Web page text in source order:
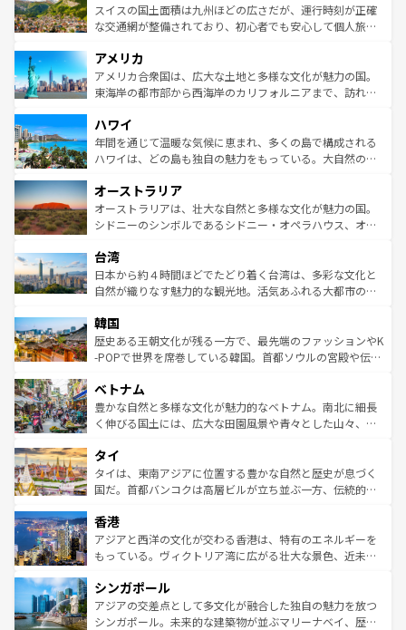
きるだろう。 なお、新着のフランス情報はコンテンツ一覧
を参照してほしい。
ドイツ情報はコンテンツ一覧を参照してほしい。
ティー、ビール好きにはたまらない英国パブ、サッカー観
戦など、本場だからこそできる体験も豊富。イギリスを旅
ンツ一覧を参照してほしい。
スイスの国土面積は九州ほどの広さだが、運行時刻が正確
な交通網が整備されており、初心者でも安心して個人旅行
の建物がそのまま残る町や、スイスならではのユニークな
博物館もあり、アルプス観光だけでなく町歩きも満喫する
ことができる。国民の所得が高いため物価も高いが、旅行
ば市内交通費無料で観光を楽しむこともできる。 なお、新
着のスイス情報はコンテンツ一覧 を参照してほしい。
アメリカ
アメリカ合衆国は、広大な土地と多様な文化が魅力の国。
東海岸の都市部から西海岸のカリフォルニアまで、訪れる
のような巨大都市は、観光、ショッピング、エンターテイ
ンメントが詰まった刺激的なスポットだ。一方、アメリカ
西部には大自然が広がり、グランドキャニオンやイエロー
部のニューオーリンズでは、音楽と美食が融合した独特の
文化が魅力。旅行者はアメリカの各地域で異なる魅力を楽
しみながら、その多様性と豊かな歴史を感じることができ
ならではの贅沢な旅のスタイルだ。 なお、新着のアメリカ
情報はコンテンツ一覧を参照してほしい。
ハワイ
年間を通じて温暖な気候に恵まれ、多くの島で構成される
ハワイは、どの島も独自の魅力をもっている。大自然の神
ワイ島は見逃せない。また、定番の観光地といえばオアフ
島だが、静かな自然を求めるならマウイ島やカウアイ島が
おすすめ。エメラルドグリーンに輝く海をはじめ、豊かな
れるおもてなしの心で訪れる人々を迎えてくれるハワイの
人々、おいしいローカルフードやハワイアンミュージッ
ク、伝統的なフラダンスなど、すべてがハワイの魅力を彩
ワイを、存分に味わってほしい。 なお、新着のハワイ情報
はコンテンツ一覧を参照してほしい。
オーストラリア
オーストラリアは、壮大な自然と多様な文化が魅力の国。
シドニーのシンボルであるシドニー・オペラハウス、オー
リアリーフや大陸中央部にそびえるウルル（エアーズロッ
ク）、タスマニアの美しい原生林やケアンズの熱帯雨林な
ど、見どころがたくさん。また、カフェやワイン、オージ
いる。アクティビティも充実しており、サーフィンやダイ
ビング、ハイキングなど、アウトドア好きにはたまらな
い。オーストラリアの多彩な魅力を存分に味わいつくそ
参照してほしい。
台湾
日本から約４時間ほどでたどり着く台湾は、多彩な文化と
自然が織りなす魅力的な観光地。活気あふれる大都市の台
ン）、静ひつな山岳地帯である台湾東部など、都市の喧騒
と山間の静けさが共存しており、訪れる人に新しい発見と
驚きをもたらしてくれる。また、奥深い台湾の食文化も魅
容にもいいと評判のスイーツなど、バラエティ豊かな料理
が味わえる。 なお、新着の台湾情報は コンテンツ一覧を参
照してほしい。
韓国
歴史ある王朝文化が残る一方で、最先端のファッションやK
-POPで世界を席巻している韓国。首都ソウルの宮殿や伝統
き、地方に足を延ばせば四季折々の自然美を楽しむことが
できる。そして、キムチや焼肉、絶品のストリートフード
まで、さまざまな韓国料理が待っている。夜には、韓国な
リティに包まれながら、韓国の多彩な魅力を心ゆくまで味
わってみてほしい。 なお、新着の韓国情報はコンテンツ一
覧を参照してほしい。
ベトナム
豊かな自然と多様な文化が魅力的なベトナム。南北に細長
く伸びる国土には、広大な田園風景や青々とした山々、世
急速な発展と共に伝統が息づく。ハノイの古い町並みやホ
ーチミン市のフランス統治時代の建物も、独特の雰囲気を
醸し出している。また、バラエティの豊かさとおいしさで
とつ。フォーやバインミー、ベトナムコーヒーなどは、ぜ
ひ現地で味わいたい。どの地域を訪れてもあたたかい人々
が旅行者を迎えてくれるので、きっと忘れられない旅にな
参照してほしい。
タイ
タイは、東南アジアに位置する豊かな自然と歴史が息づく
国だ。首都バンコクは高層ビルが立ち並ぶ一方、伝統的な
の活気が交差している。北部ではチェンマイなどの山岳地
帯で自然と触れ合い、南部ではプーケットやクラビの美し
いビーチでリゾート気分を楽しむことができる。タイ料理
激する。気候は一年中温暖で、どの季節にも異なる楽しみ
が待っている。親しみやすいタイの人々、仏教を中心とし
た文化、そして多様な観光資源が、訪れる旅人を魅了し続
香港
アジアと西洋の文化が交わる香港は、特有のエネルギーを
もっている。ヴィクトリア湾に広がる壮大な景色、近未来
み、どこを訪れても感動するはず。観光スポットが密集し
ており、効率よく見どころを回れるのも魅力。息をのむよ
うな絶景から文化的な体験まで、香港を存分に楽しみ尽く
シンガポール
アジアの交差点として多文化が融合した独自の魅力を放つ
シンガポール。未来的な建築物が並ぶマリーナベイ、歴史